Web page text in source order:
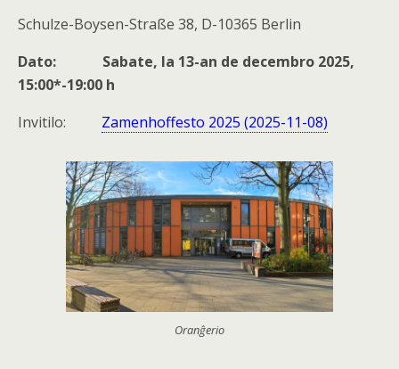
Schulze-Boysen-Straße 38, D-10365 Berlin
Dato: Sabate, la 13-an de decembro 2025,
15:00*-19:00 h
Invitilo: Zamenhoffesto 2025 (2025-11-08)
Oranĝerio